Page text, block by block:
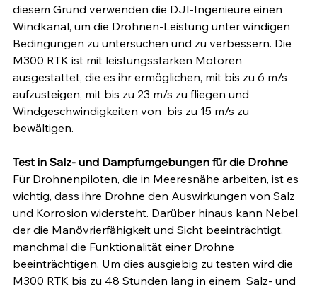
diesem Grund verwenden die DJI-Ingenieure einen
Windkanal, um die Drohnen-Leistung unter windigen
Bedingungen zu untersuchen und zu verbessern. Die
M300 RTK ist mit leistungsstarken Motoren
ausgestattet, die es ihr ermöglichen, mit bis zu 6 m/s
aufzusteigen, mit bis zu 23 m/s zu fliegen und
Windgeschwindigkeiten von  bis zu 15 m/s zu
bewältigen.
Test in Salz- und Dampfumgebungen für die Drohne
Für Drohnenpiloten, die in Meeresnähe arbeiten, ist es
wichtig, dass ihre Drohne den Auswirkungen von Salz
und Korrosion widersteht. Darüber hinaus kann Nebel,
der die Manövrierfähigkeit und Sicht beeinträchtigt,
manchmal die Funktionalität einer Drohne
beeinträchtigen. Um dies ausgiebig zu testen wird die
M300 RTK bis zu 48 Stunden lang in einem  Salz- und